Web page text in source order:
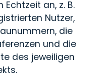
Echtzeit an, z. B.
Nutzer,
die
und die
des jeweiligen